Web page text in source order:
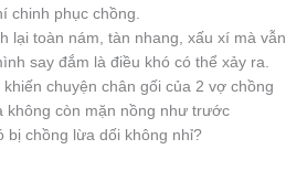
chinh phục chồng.
lại toàn nám, tàn nhang, xấu xí mà vẫn
say đắm là điều khó có thể xảy ra.
chuyện chân gối của 2 vợ chồng
không còn mặn nồng như trước
bị chồng lừa dối không nhỉ?